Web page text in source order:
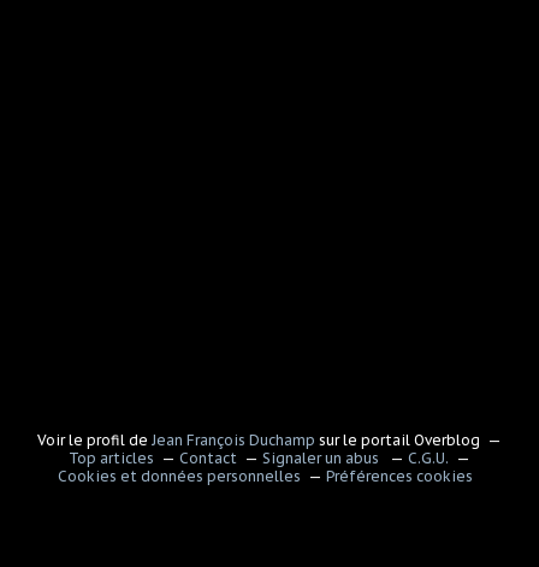
Voir le profil de Jean François Duchamp sur le portail Overblog
Top articles
Contact Signaler un abus
C.G.U.
Cookies et données personnelles
Préférences cookies